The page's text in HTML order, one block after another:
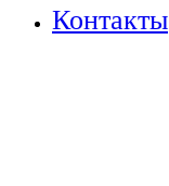
Контакты